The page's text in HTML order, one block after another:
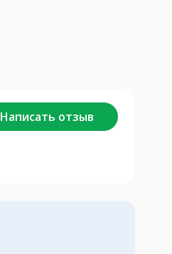
Написать отзыв